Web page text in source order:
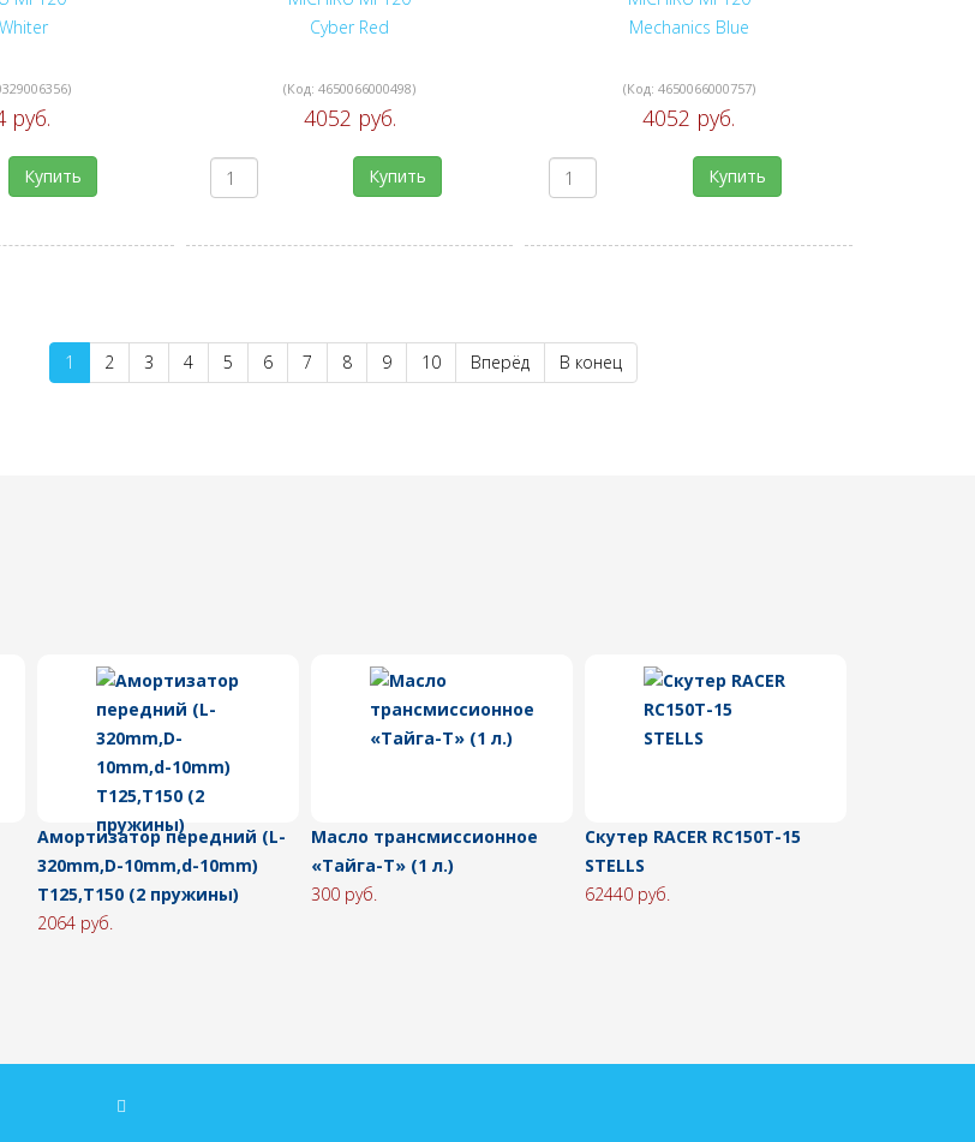
)
руб.
Купить
(Код:4650066000498)
4052 руб.
Купить
(Код: 4650066000757)
4052 руб.
Купить
1 2 3 4 5 6 7 8 9 10 Вперёд В конец
Амортизатор передний (L-
320mm,D-10mm,d-10mm)
T125,T150 (2 пружины)
2064 руб.
Масло трансмиссионное
«Тайга-Т» (1 л.)
300 руб.
Скутер RACER RC150T-15
STELLS
62440 руб.